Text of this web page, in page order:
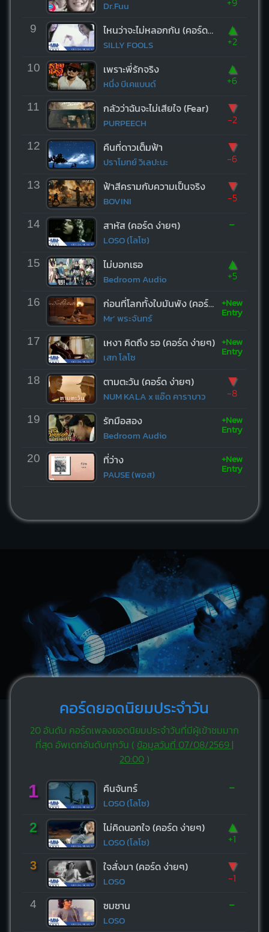
Dr.Fuu
9 ไหนว่าจะไม่หลอกกัน (คอร์ด ง่ายๆ)
SILLY FOOLS
▲
+2
10 เพราะพี่รักจริง
หนึ่ง บีเคแบนด์
▲
+6
11 กลัวว่าฉันจะไม่เสียใจ (Fear)
PURPEECH
▼
-2
12 คืนที่ดาวเต็มฟ้า
ปราโมทย์ วิเลปะนะ
▼
-6
13 ฟ้าสีครามกับความเป็นจริง
BOVINI
▼
-5
14 สาหัส (คอร์ด ง่ายๆ)
LOSO (โลโซ)
-
15 ไม่บอกเธอ
Bedroom Audio
▲
+5
16 ก่อนที่โลกทั้งใบมันพัง (คอร์ด ง่ายๆ)
Mr’ พระจันทร์
+New
Entry
17 เหงา คิดถึง รอ (คอร์ด ง่ายๆ)
เสก โลโซ
+New
Entry
18 ตามตะวัน (คอร์ด ง่ายๆ)
NUM KALA x แอ๊ด คาราบาว
▼
-8
19 รักมือสอง
Bedroom Audio
+New
Entry
20 ที่ว่าง
PAUSE (พอส)
+New
Entry
คอร์ดยอดนิยมประจำวัน
20 อันดับ คอร์ดเพลงยอดนิยมประจำวันที่มีผู้เข้าชมมาก
ที่สุด อัพเดทอันดับทุกวัน ( ข้อมูลวันที่ 07/08/2569 |
20:00)
1 คืนจันทร์
LOSO (โลโซ)
-
2 ไม่คิดนอกใจ (คอร์ด ง่ายๆ)
LOSO (โลโซ)
▲
+1
3 ใจสั่งมา (คอร์ด ง่ายๆ)
LOSO
▼
-1
4 ซมซาน
LOSO
-